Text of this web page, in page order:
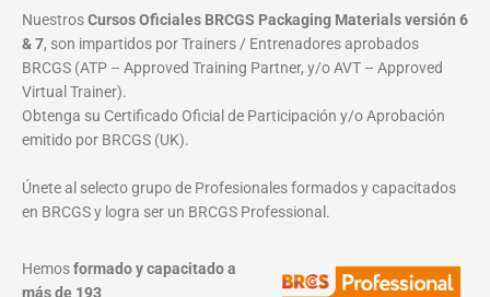
NuestrosCursos Oficiales BRCGS Packaging Materials versión 6
& 7, son impartidos por Trainers / Entrenadores aprobados
BRCGS (ATP – Approved Training Partner, y/o AVT – Approved
Virtual Trainer).
Obtenga su Certificado Oficial de Participación y/o Aprobación
emitido por BRCGS (UK).
Únete al selecto grupo de Profesionales formados y capacitados
en BRCGS y logra ser un BRCGS Professional.
Hemosformado y capacitado a
más de 193